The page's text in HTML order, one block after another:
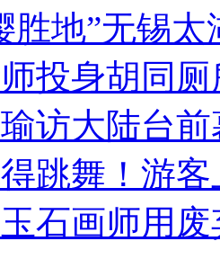
胜地”无锡
投身胡同
访大陆台
跳舞！游客
石画师用